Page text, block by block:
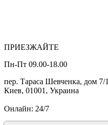
ПРИЕЗЖАЙТЕ
Пн-Пт 09.00-18.00
пер. Тараса Шевченка, дом 7/1
Киев, 01001, Украина
Онлайн: 24/7